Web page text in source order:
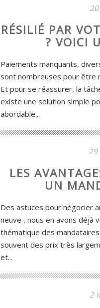
RÉSILIÉ PAR
? VOICI
Paiements manquants,
sont nombreuses pour être
Et pour se réassurer, la
existe une solution simple
abordable...
29
LES
UN
Des astuces pour négocier
neuve , nous en avons déjà
thématique des
souvent des prix très
et...
2